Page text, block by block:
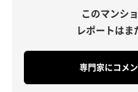
このマンシ
レポートは
専門家にコメ